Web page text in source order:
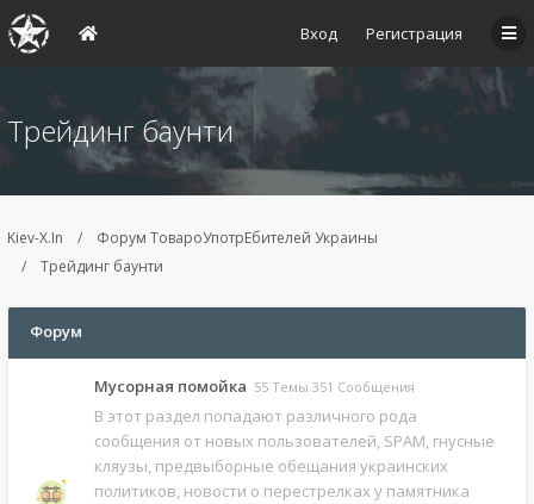
Вход Регистрация
Трейдинг баунти
Kiev-X.In
Форум ТовароУпотрЕбителей Украины
Трейдинг баунти
Форум
Мусорная помойка 55 Темы 351 Сообщения
В этот раздел попадают различного рода
сообщения от новых пользователей, SPAM, гнусные
кляузы, предвыборные обещания украинских
политиков, новости о перестрелках у памятника